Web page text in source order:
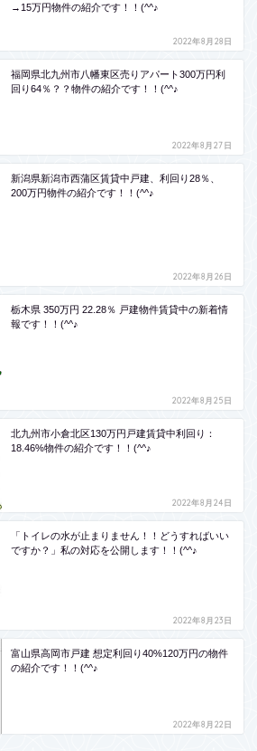
→15万円物件の紹介です！！(^^♪
2022年8月28日
福岡県北九州市八幡東区売りアパート300万円利
回り64％？？物件の紹介です！！(^^♪
2022年8月27日
新潟県新潟市西蒲区賃貸中戸建、利回り28％、
200万円物件の紹介です！！(^^♪
2022年8月26日
栃木県 350万円 22.28％ 戸建物件賃貸中の新着情
報です！！(^^♪
2022年8月25日
北九州市小倉北区130万円戸建賃貸中利回り：
18.46%物件の紹介です！！(^^♪
2022年8月24日
「トイレの水が止まりません！！どうすればいい
ですか？」私の対応を公開します！！(^^♪
2022年8月23日
富山県高岡市戸建 想定利回り40%120万円の物件
の紹介です！！(^^♪
2022年8月22日